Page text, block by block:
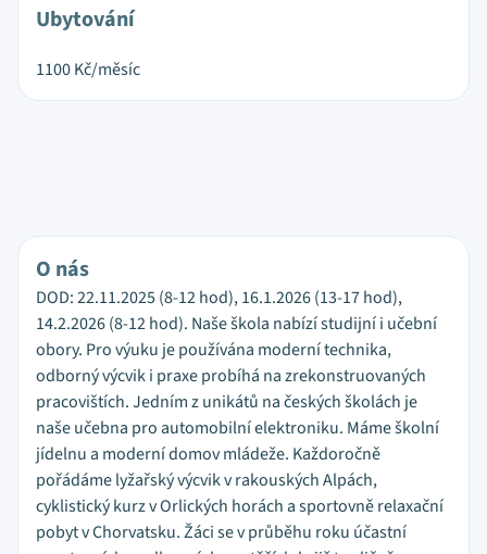
Ubytování
1100Kč/měsíc
O nás
DOD: 22.11.2025 (8-12 hod), 16.1.2026 (13-17 hod),
14.2.2026 (8-12 hod). Naše škola nabízí studijní i učební
obory. Pro výuku je používána moderní technika,
odborný výcvik i praxe probíhá na zrekonstruovaných
pracovištích. Jedním z unikátů na českých školách je
naše učebna pro automobilní elektroniku. Máme školní
jídelnu a moderní domov mládeže. Každoročně
pořádáme lyžařský výcvik v rakouských Alpách,
cyklistický kurz v Orlických horách a sportovně relaxační
pobyt v Chorvatsku. Žáci se v průběhu roku účastní